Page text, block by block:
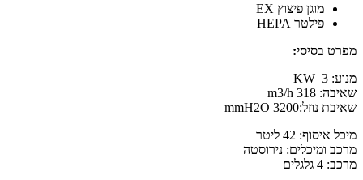
מוגן פיצוץ EX
פילטר HEPA
מפרט בסיסי:
מנוע: 3 KW
שאיבה: 318 m3/h
שאיבת נוזל:3200 mmH2O
מיכל איסוף: 42 ליטר
מרכב ומיכלים: נירוסטה
מרכב: 4 גלגלים